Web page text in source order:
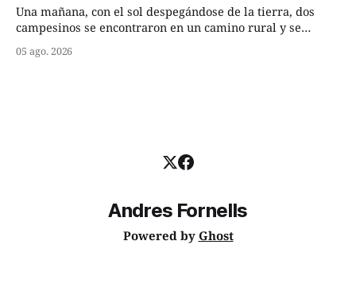
Una mañana, con el sol despegándose de la tierra, dos
campesinos se encontraron en un camino rural y se
remolachas, Manuel? —quiso saber uno. —Eso acabo de
05 ago. 2026
Andres Fornells
Powered by Ghost